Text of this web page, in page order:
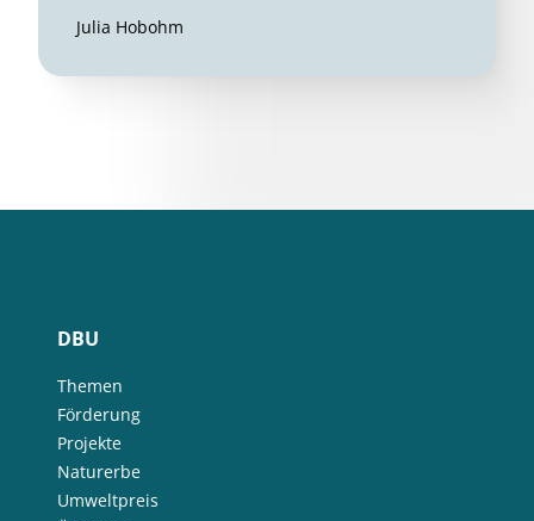
Julia Hobohm
DBU
Themen
Förderung
Projekte
Naturerbe
Umweltpreis